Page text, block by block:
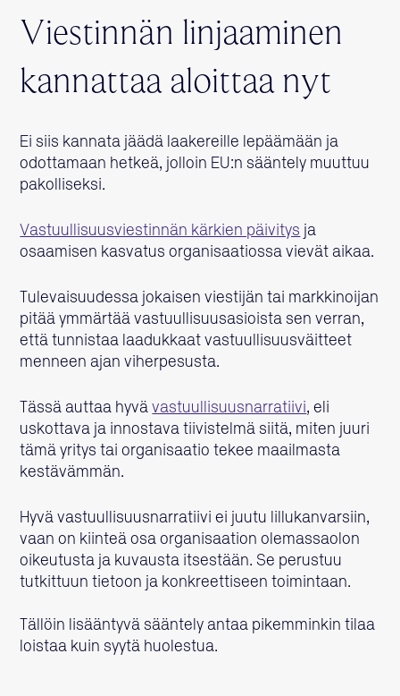
Viestinnän linjaaminen
kannattaa aloittaa nyt
Ei siis kannata jäädä laakereille lepäämään ja
odottamaan hetkeä, jolloin EU:n sääntely muuttuu
pakolliseksi.
Vastuullisuusviestinnän kärkien päivitys ja
osaamisen kasvatus organisaatiossa vievät aikaa.
Tulevaisuudessa jokaisen viestijän tai markkinoijan
pitää ymmärtää vastuullisuusasioista sen verran,
että tunnistaa laadukkaat vastuullisuusväitteet
menneen ajan viherpesusta.
Tässä auttaa hyvävastuullisuusnarratiivi, eli
uskottava ja innostava tiivistelmä siitä, miten juuri
tämä yritys tai organisaatio tekee maailmasta
kestävämmän.
Hyvä vastuullisuusnarratiivi ei juutu lillukanvarsiin,
vaan on kiinteä osa organisaation olemassaolon
oikeutusta ja kuvausta itsestään. Se perustuu
tutkittuun tietoon ja konkreettiseen toimintaan.
Tällöin lisääntyvä sääntely antaa pikemminkin tilaa
loistaa kuin syytä huolestua.